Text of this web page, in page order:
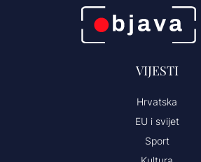
VIJESTI
Hrvatska
EU i svijet
Sport